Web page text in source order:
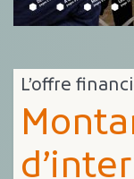
L’offre